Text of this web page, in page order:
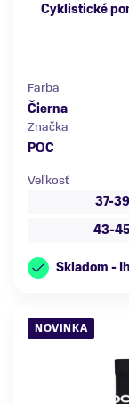
Cyklistické
Farba
Čierna
Značka
POC
Veľkosť
37-39
43-45
Skladom -
NOVINKA